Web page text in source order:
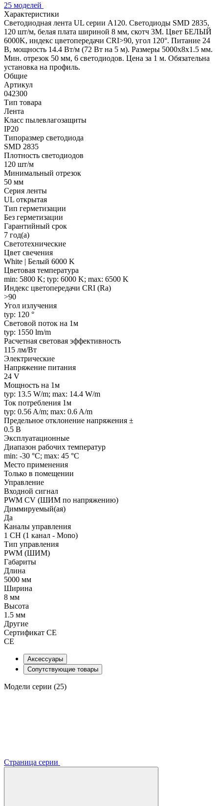
25 моделей
Характеристики
Светодиодная лента UL серии A120. Светодиоды SMD 2835,
120 шт/м, белая плата шириной 8 мм, скотч 3M. Цвет БЕЛЫЙ
6000K, индекс цветопередачи CRI>90, угол 120°. Питание 24
В, мощность 14.4 Вт/м (72 Вт на 5 м). Размеры 5000x8x1.5 мм.
Мин. отрезок 50 мм, 6 светодиодов. Цена за 1 м. Обязательна
установка на профиль.
Общие
Артикул
042300
Тип товара
Лента
Класс пылевлагозащиты
IP20
Типоразмер светодиода
SMD 2835
Плотность светодиодов
120 шт/м
Минимальный отрезок
50 мм
Серия ленты
UL открытая
Тип герметизации
Без герметизации
Гарантийный срок
7 год(а)
Светотехнические
Цвет свечения
White | Белый 6000 K
Цветовая температура
min: 5800 K; typ: 6000 K; max: 6500 K
Индекс цветопередачи CRI (Ra)
>90
Угол излучения
typ: 120 °
Световой поток на 1м
typ: 1550 lm/m
Расчетная световая эффективность
115 лм/Вт
Электрические
Напряжение питания
24 V
Мощность на 1м
typ: 13.5 W/m; max: 14.4 W/m
Ток потребления 1м
typ: 0.56 A/m; max: 0.6 A/m
Предельное отклонение напряжения ±
0.5 В
Эксплуатационные
Диапазон рабочих температур
min: -30 °C; max: 45 °C
Место применения
Только в помещении
Управление
Входной сигнал
PWM СV (ШИМ по напряжению)
Диммируемый(ая)
Да
Каналы управления
1 CH (1 канал - Mono)
Тип управления
PWM (ШИМ)
Габариты
Длина
5000 мм
Ширина
8 мм
Высота
1.5 мм
Другие
Сертификат CE
CE
Аксессуары
Сопутствующие товары
Модели серии (25)
Страница серии